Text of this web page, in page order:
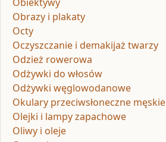
Obrazy i plakaty
Octy
Oczyszczanie i demakijaż twarzy
Odzież rowerowa
Odżywki do włosów
Odżywki węglowodanowe
Okulary przeciwsłoneczne męskie
Olejki i lampy zapachowe
Oliwy i oleje